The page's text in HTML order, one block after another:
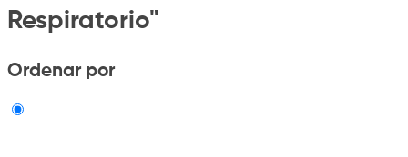
Respiratorio"
Ordenar por